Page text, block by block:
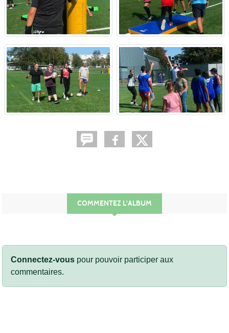
COMMENTEZ L'ALBUM
Connectez-vous pour pouvoir participer aux
commentaires.